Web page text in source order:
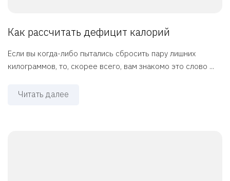
Как рассчитать дефицит калорий
Если вы когда-либо пытались сбросить пару лишних
килограммов, то, скорее всего, вам знакомо это слово ...
Читать далее